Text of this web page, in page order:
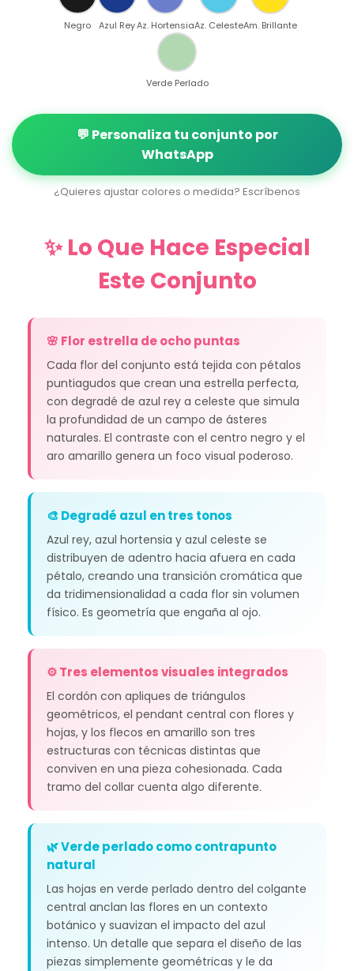
Negro Azul ReyAz. HortensiaAz. CelesteAm. Brillante
Verde Perlado
💬 Personaliza tu conjunto por
WhatsApp
¿Quieres ajustar colores o medida? Escríbenos
✨ Lo Que Hace Especial
Este Conjunto
🌸 Flor estrella de ocho puntas
Cada flor del conjunto está tejida con pétalos
puntiagudos que crean una estrella perfecta,
con degradé de azul rey a celeste que simula
la profundidad de un campo de ásteres
naturales. El contraste con el centro negro y el
aro amarillo genera un foco visual poderoso.
🎨 Degradé azul en tres tonos
Azul rey, azul hortensia y azul celeste se
distribuyen de adentro hacia afuera en cada
pétalo, creando una transición cromática que
da tridimensionalidad a cada flor sin volumen
físico. Es geometría que engaña al ojo.
⚙️ Tres elementos visuales integrados
El cordón con apliques de triángulos
geométricos, el pendant central con flores y
hojas, y los flecos en amarillo son tres
estructuras con técnicas distintas que
conviven en una pieza cohesionada. Cada
tramo del collar cuenta algo diferente.
🌿 Verde perlado como contrapunto
natural
Las hojas en verde perlado dentro del colgante
central anclan las flores en un contexto
botánico y suavizan el impacto del azul
intenso. Un detalle que separa el diseño de las
piezas simplemente geométricas y le da